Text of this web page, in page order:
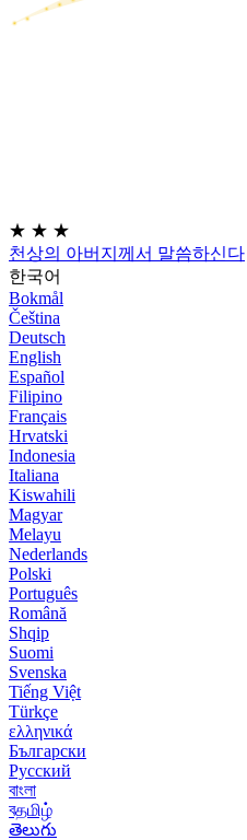
★ ★ ★
천상의 아버지께서 말씀하신다
한국어
Bokmål
Čeština
Deutsch
English
Español
Filipino
Français
Hrvatski
Indonesia
Italiana
Kiswahili
Magyar
Melayu
Nederlands
Polski
Português
Română
Shqip
Suomi
Svenska
Tiếng Việt
Türkçe
ελληνικά
Български
Русский
বাংলা
বதமிழ்
తెలుగు